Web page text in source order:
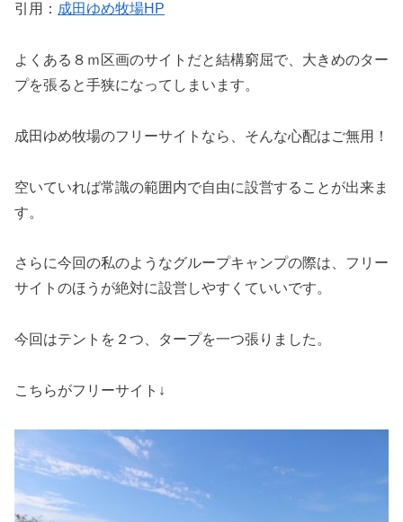
引用： 成田ゆめ牧場HP
よくある８ｍ区画のサイトだと結構窮屈で、大きめのター
プを張ると手狭になってしまいます。
成田ゆめ牧場のフリーサイトなら、そんな心配はご無用！
空いていれば常識の範囲内で自由に設営することが出来ま
す。
さらに今回の私のようなグループキャンプの際は、フリー
サイトのほうが絶対に設営しやすくていいです。
今回はテントを２つ、タープを一つ張りました。
こちらがフリーサイト↓